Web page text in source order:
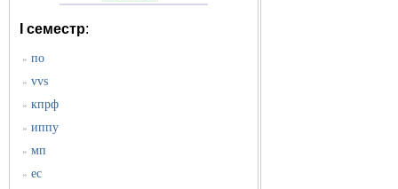
I семестр:
» по
» vvs
» кпрф
» иппу
» мп
» ес